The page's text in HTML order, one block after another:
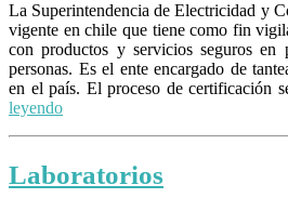
La Superintendencia de Electricidad y
vigente en chile que tiene como fin
con productos y servicios seguros en
personas. Es el ente encargado de
en el país. El proceso de certificación
leyendo
Laboratorios